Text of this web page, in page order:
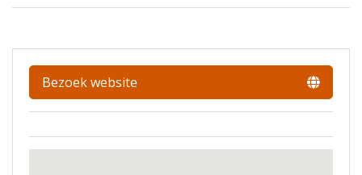
Bezoek website